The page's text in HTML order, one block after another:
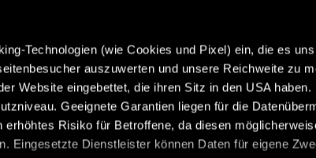
Technologien (wie Cookies und Pixel) ein, die es uns
auszuwerten und unsere Reichweite zu
Website eingebettet, die ihren Sitz in den USA haben.
Geeignete Garantien liegen für die
Risiko für Betroffene, da diesen
Eingesetzte Dienstleister können Daten für eigene
mehr über Hymer
& Zubehör:
original-teile-
Caravans in Premium-
https://www.eriba.com/de/de